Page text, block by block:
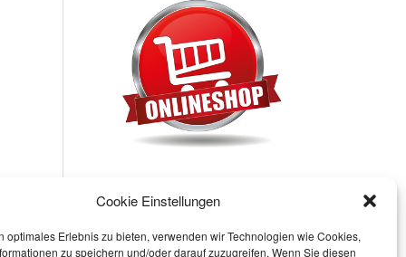
Cookie Einstellungen
optimales Erlebnis zu bieten, verwenden wir Technologien wie Cookies,
zu speichern und/oder darauf zuzugreifen. Wenn Sie diesen